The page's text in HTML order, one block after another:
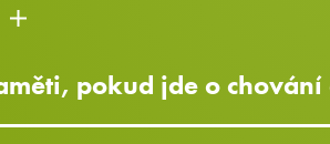
pokud jde o